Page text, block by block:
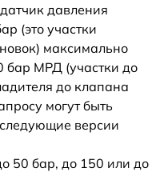
давления
(это участки
максимально
бар МРД (участки до
до клапана
могут быть
версии
50 бар, до 150 или до